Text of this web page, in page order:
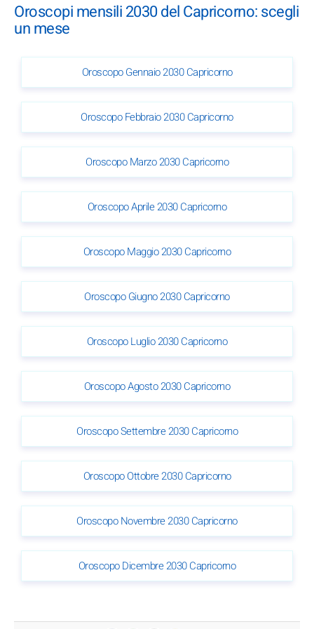
Oroscopi mensili 2030 del Capricorno: scegli
un mese
Oroscopo Gennaio 2030 Capricorno
Oroscopo Febbraio 2030 Capricorno
Oroscopo Marzo 2030 Capricorno
Oroscopo Aprile 2030 Capricorno
Oroscopo Maggio 2030 Capricorno
Oroscopo Giugno 2030 Capricorno
Oroscopo Luglio 2030 Capricorno
Oroscopo Agosto 2030 Capricorno
Oroscopo Settembre 2030 Capricorno
Oroscopo Ottobre 2030 Capricorno
Oroscopo Novembre 2030 Capricorno
Oroscopo Dicembre 2030 Capricorno